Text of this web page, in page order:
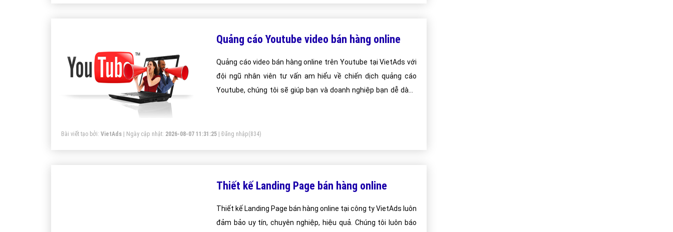
Quảng cáo Youtube video bán hàng online
Quảng cáo video bán hàng online trên Youtube tại VietAds với
đội ngũ nhân viên tư vấn am hiểu về chiến dịch quảng cáo
Youtube, chúng tôi sẽ giúp bạn và doanh nghiệp bạn dễ dàng
Bài viết tạo bởi: VietAds | Ngày cập nhật: 2026-08-07 11:31:25 Đăng nhập(834)
Thiết kế Landing Page bán hàng online
Thiết kế Landing Page bán hàng online tại công ty VietAds luôn
đảm bảo uy tín, chuyên nghiệp, hiệu quả. Chúng tôi luôn báo